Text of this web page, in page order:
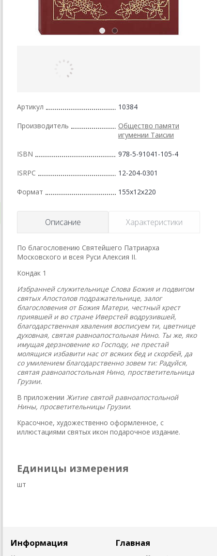
Артикул 10384
Производитель
Общество памяти
игумении Таисии
ISBN 978-5-91041-105-4
ISRPC 12-204-0301
Формат 155x12x220
Описание Характеристики
По благословению Святейшего Патриарха
Московского и всея Руси Алексия II.
Кондак 1
Избранней служительнице Слова Божия и подвигом
святых Апостолов подражательнице, залог
благословения от Божия Матери, честный крест
приявшей и во стране Иверстей водрузившей,
благодарственная хваления восписуем ти, цветнице
духовная, святая равноапостольная Нино. Ты же, яко
имущая дерзновение ко Господу, не престай
молящися избавити нас от всяких бед и скорбей, да
со умилением благодарственно зовем ти: Радуйся,
святая равноапостольная Нино, простветительница
Грузии.
В приложении Житие святой равноапостольной
Нины, просветительницы Грузии.
Красочное, художественно оформленное, с
иллюстациями святых икон подарочное издание.
Единицы измерения
шт
Информация
Главная